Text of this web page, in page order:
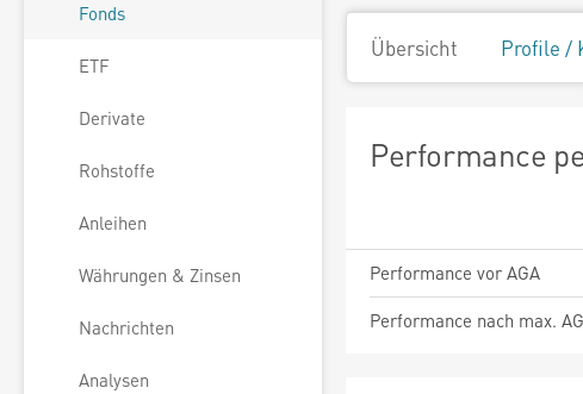
Fonds
ETF
Derivate
Rohstoffe
Anleihen
Währungen & Zinsen
Nachrichten
Analysen
Übersicht Profile /
Performance
Performance vor AGA
Performance nach max.